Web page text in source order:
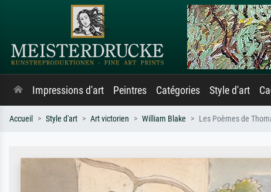
Impressions d'art Peintres Catégories Style d'art
Accueil Style d'art Art victorien William Blake Les Poèmes de